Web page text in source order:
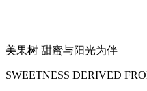
美果树|甜蜜与阳光为伴
SWEETNESS DERIVED